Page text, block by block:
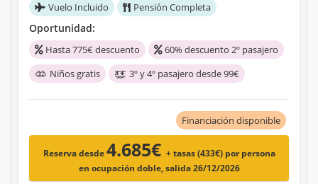
Vuelo Incluido Pensión Completa
Oportunidad:
Hasta 775€ descuento
60% descuento 2º pasajero
Niños gratis
3º y 4º pasajero desde 99€
Financiación disponible
Reserva desde4.685€ + tasas (433€) por persona
en ocupación doble, salida 26/12/2026